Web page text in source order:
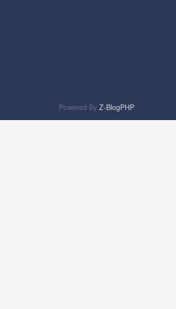
Powered By Z-BlogPHP.